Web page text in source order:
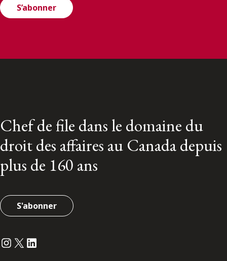
S’abonner
Chef de file dans le domaine du
droit des affaires au Canada depuis
plus de 160 ans
S'abonner
Instagram
Twitter
LinkedIn